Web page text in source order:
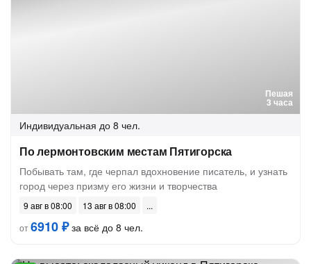
Пешая
3 часа
Индивидуальная до 8 чел.
По лермонтовским местам Пятигорска
Побывать там, где черпал вдохновение писатель, и узнать
город через призму его жизни и творчества
9 авг в 08:00
13 авг в 08:00
от6910 ₽за всё до 8 чел.